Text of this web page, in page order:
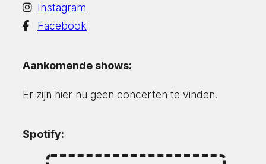
Instagram
Facebook
Aankomende shows:
Er zijn hier nu geen concerten te vinden.
Spotify: